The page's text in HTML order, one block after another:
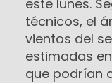
este lunes.
técnicos, el
vientos del
estimadas
que podrían